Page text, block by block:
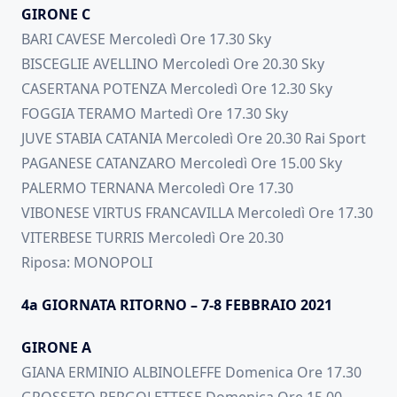
GIRONE C
BARI CAVESE Mercoledì Ore 17.30 Sky
BISCEGLIE AVELLINO Mercoledì Ore 20.30 Sky
CASERTANA POTENZA Mercoledì Ore 12.30 Sky
FOGGIA TERAMO Martedì Ore 17.30 Sky
JUVE STABIA CATANIA Mercoledì Ore 20.30 Rai Sport
PAGANESE CATANZARO Mercoledì Ore 15.00 Sky
PALERMO TERNANA Mercoledì Ore 17.30
VIBONESE VIRTUS FRANCAVILLA Mercoledì Ore 17.30
VITERBESE TURRIS Mercoledì Ore 20.30
Riposa: MONOPOLI
4a GIORNATA RITORNO – 7-8 FEBBRAIO 2021
GIRONE A
GIANA ERMINIO ALBINOLEFFE Domenica Ore 17.30